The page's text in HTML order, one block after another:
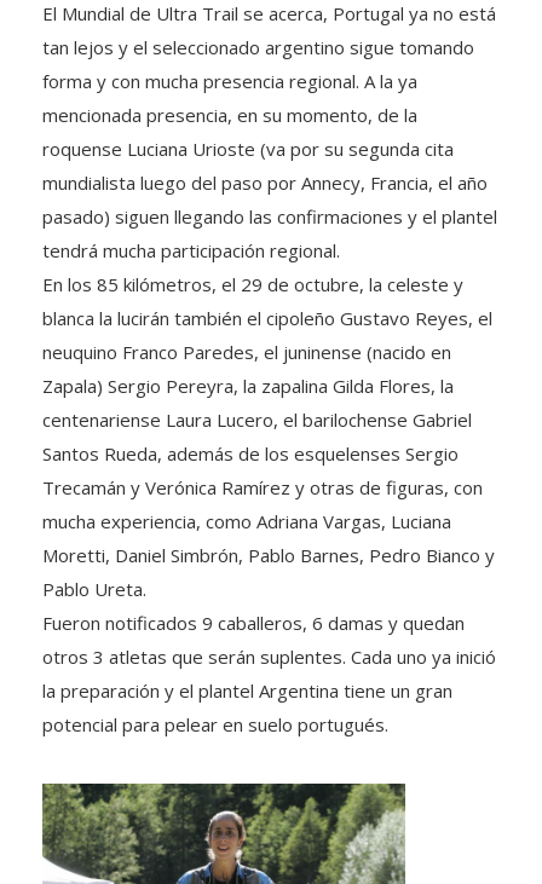
El Mundial de Ultra Trail se acerca, Portugal ya no está
tan lejos y el seleccionado argentino sigue tomando
forma y con mucha presencia regional. A la ya
mencionada presencia, en su momento, de la
roquense Luciana Urioste (va por su segunda cita
mundialista luego del paso por Annecy, Francia, el año
pasado) siguen llegando las confirmaciones y el plantel
tendrá mucha participación regional.
En los 85 kilómetros, el 29 de octubre, la celeste y
blanca la lucirán también el cipoleño Gustavo Reyes, el
neuquino Franco Paredes, el juninense (nacido en
Zapala) Sergio Pereyra, la zapalina Gilda Flores, la
centenariense Laura Lucero, el barilochense Gabriel
Santos Rueda, además de los esquelenses Sergio
Trecamán y Verónica Ramírez y otras de figuras, con
mucha experiencia, como Adriana Vargas, Luciana
Moretti, Daniel Simbrón, Pablo Barnes, Pedro Bianco y
Pablo Ureta.
Fueron notificados 9 caballeros, 6 damas y quedan
otros 3 atletas que serán suplentes. Cada uno ya inició
la preparación y el plantel Argentina tiene un gran
potencial para pelear en suelo portugués.